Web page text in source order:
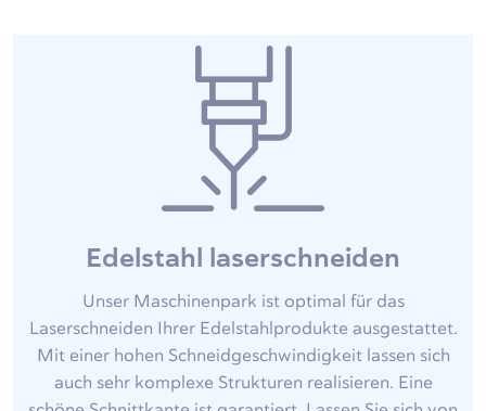
Edelstahl laserschneiden
Unser Maschinenpark ist optimal für das
Laserschneiden Ihrer Edelstahlprodukte ausgestattet.
Mit einer hohen Schneidgeschwindigkeit lassen sich
auch sehr komplexe Strukturen realisieren. Eine